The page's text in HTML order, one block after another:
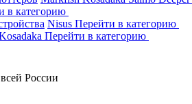
в категорию
Nisus Перейти в категорию
Перейти в категорию
России